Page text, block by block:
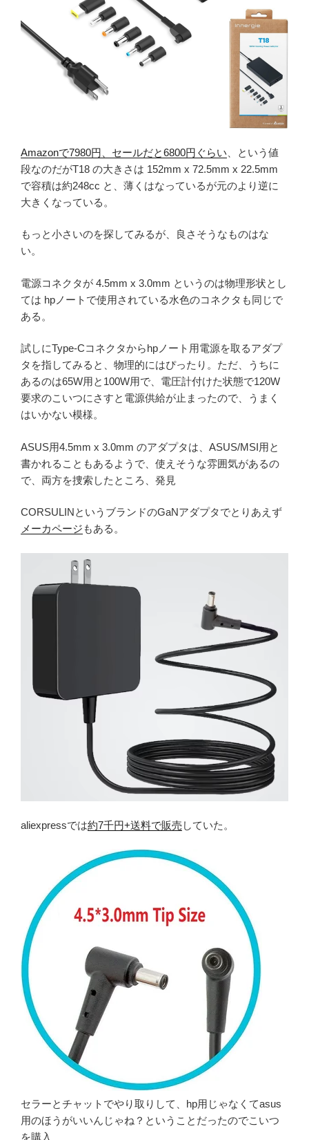
Amazonで7980円、セールだと6800円ぐらい 、という値
段なのだがT18 の大きさは 152mm x 72.5mm x 22.5mm
で容積は約248cc と、薄くはなっているが元のより逆に
大きくなっている。
もっと小さいのを探してみるが、良さそうなものはな
い。
電源コネクタが 4.5mm x 3.0mm というのは物理形状とし
ては hpノートで使用されている水色のコネクタも同じで
ある。
試しにType-Cコネクタからhpノート用電源を取るアダプ
タを指してみると、物理的にはぴったり。ただ、うちに
あるのは65W用と100W用で、電圧計付けた状態で120W
要求のこいつにさすと電源供給が止まったので、うまく
はいかない模様。
ASUS用4.5mm x 3.0mm のアダプタは、ASUS/MSI用と
書かれることもあるようで、使えそうな雰囲気があるの
で、両方を捜索したところ、発見
CORSULINというブランドのGaNアダプタでとりあえず
メーカページ もある。
aliexpressでは約7千円+送料で販売 していた。
セラーとチャットでやり取りして、hp用じゃなくてasus
用のほうがいいんじゃね？ということだったのでこいつ
を購入